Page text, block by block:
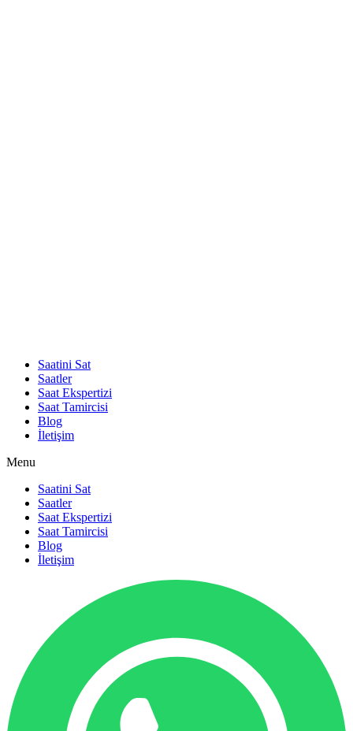
Saatini Sat
Saatler
Saat Ekspertizi
Saat Tamircisi
Blog
İletişim
Menu
Saatini Sat
Saatler
Saat Ekspertizi
Saat Tamircisi
Blog
İletişim